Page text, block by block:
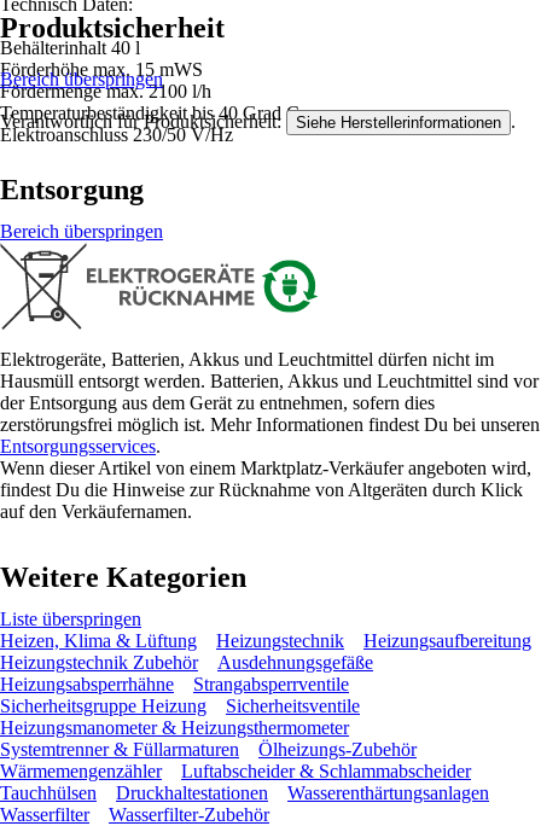
Technisch Daten:
Behälterinhalt 40 l
Förderhöhe max. 15 mWS
Fördermenge max. 2100 l/h
Temperaturbeständigkeit bis 40 Grad C
Elektroanschluss 230/50 V/Hz
Produktsicherheit
Bereich überspringen
Verantwortlich für Produktsicherheit: Siehe Herstellerinformationen .
Entsorgung
Bereich überspringen
Elektrogeräte, Batterien, Akkus und Leuchtmittel dürfen nicht im
Hausmüll entsorgt werden. Batterien, Akkus und Leuchtmittel sind vor
der Entsorgung aus dem Gerät zu entnehmen, sofern dies
zerstörungsfrei möglich ist. Mehr Informationen findest Du bei unseren
Entsorgungsservices.
Wenn dieser Artikel von einem Marktplatz-Verkäufer angeboten wird,
findest Du die Hinweise zur Rücknahme von Altgeräten durch Klick
auf den Verkäufernamen.
Weitere Kategorien
Liste überspringen
Heizen, Klima & Lüftung
Heizungstechnik
Heizungsaufbereitung
Heizungstechnik Zubehör
Ausdehnungsgefäße
Heizungsabsperrhähne
Strangabsperrventile
Sicherheitsgruppe Heizung
Sicherheitsventile
Heizungsmanometer & Heizungsthermometer
Systemtrenner & Füllarmaturen
Ölheizungs-Zubehör
Wärmemengenzähler
Luftabscheider & Schlammabscheider
Tauchhülsen
Druckhaltestationen
Wasserenthärtungsanlagen
Wasserfilter
Wasserfilter-Zubehör